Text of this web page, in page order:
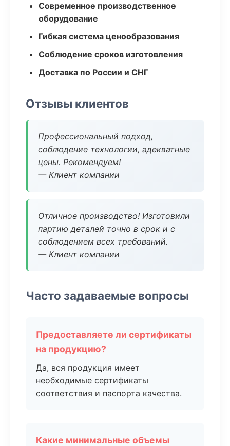
Современное производственное
оборудование
Гибкая система ценообразования
Соблюдение сроков изготовления
Доставка по России и СНГ
Отзывы клиентов
Профессиональный подход,
соблюдение технологии, адекватные
цены. Рекомендуем!
— Клиент компании
Отличное производство! Изготовили
партию деталей точно в срок и с
соблюдением всех требований.
— Клиент компании
Часто задаваемые вопросы
Предоставляете ли сертификаты
на продукцию?
Да, вся продукция имеет
необходимые сертификаты
соответствия и паспорта качества.
Какие минимальные объемы